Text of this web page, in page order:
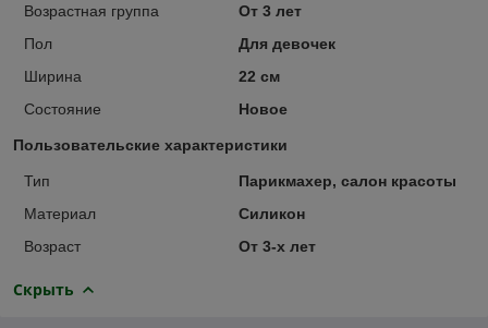
Возрастная группа
От 3 лет
Пол
Для девочек
Ширина
22 см
Состояние
Новое
Пользовательские характеристики
Тип
Парикмахер, салон красоты
Материал
Силикон
Возраст
От 3-х лет
Скрыть